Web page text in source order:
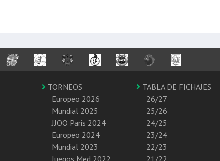
TORNEOS
Europeo 2026
Mundial 2025
JJOO Paris 2024
Europeo 2024
Mundial 2023
Juegos Med 2022
TABLA DE FICHAJES
26/27
25/26
24/25
23/24
22/23
21/22